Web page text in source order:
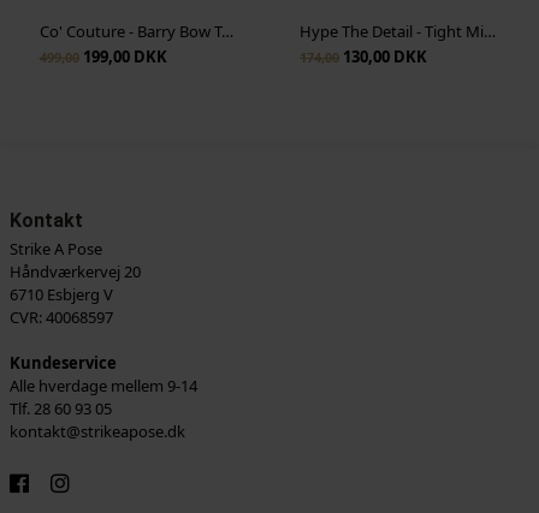
Co' Couture - Barry Bow Top - Black
499,00199,00 DKK
Hype The Detail - Tight Micro 60d - Sort
174,00 130,00 DKK
Kontakt
Strike A Pose
Håndværkervej 20
6710 Esbjerg V
CVR: 40068597
Kundeservice
Alle hverdage mellem 9-14
Tlf. 28 60 93 05
kontakt@strikeapose.dk